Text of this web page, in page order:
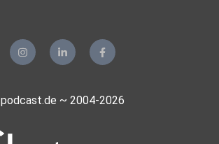
podcast.de ~ 2004-2026